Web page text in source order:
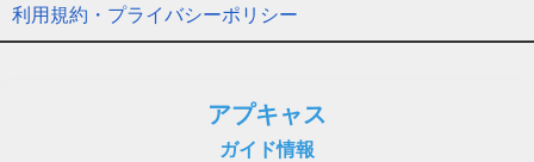
利用規約・プライバシーポリシー
アプキャス
ガイド情報